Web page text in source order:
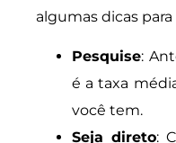
algumas dicas
Pesquise:
é a taxa
você tem.
Seja direto: